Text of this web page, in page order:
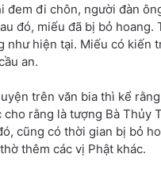
đem đi chôn, người đàn
đó, miếu đã bị bỏ
như hiện tại. Miếu có kiến
an.
trên văn bia thì kể
rằng là tượng Bà Thủy
cũng có thời gian bị bỏ
thêm các vị Phật khác.